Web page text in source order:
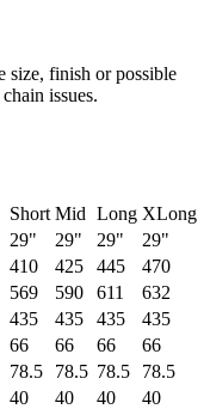
size, finish or possible
issues.
Short Mid Long XLong
29" 29" 29"
29"
410 425 445
470
569 590 611
632
435 435 435
435
66 66 66
66
78.5 78.5 78.5
78.5
40 40 40
40